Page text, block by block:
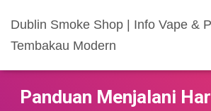
Dublin Smoke Shop | Info Vape &
Tembakau Modern
Panduan Menjalani